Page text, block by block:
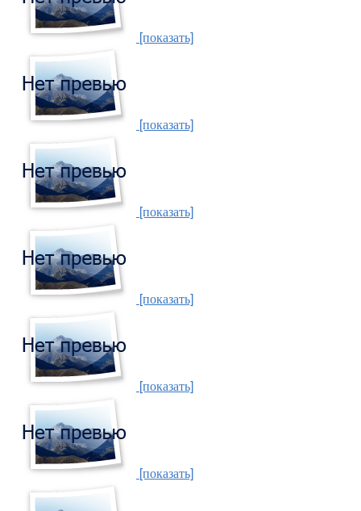
[показать]
[показать]
[показать]
[показать]
[показать]
[показать]